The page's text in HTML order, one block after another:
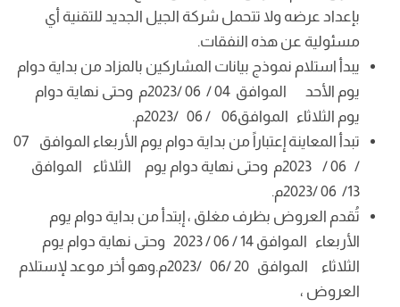
بإعداد عرضه ولا تتحمل شركة الجيل الجديد للتقنية أي
مسئولية عن هذه النفقات.
يبدأ استلام نموذج بيانات المشاركين بالمزاد من بداية دوام
يوم الأحد الموافق 04 / 06 /2023م وحتى نهاية دوام
يوم الثلاثاء الموافق06 / 06 /2023م.
تبدأ المعاينة إعتباراً من بداية دوام يوم الأربعاء الموافق 07
/ 06 / 2023م وحتى نهاية دوام يوم الثلاثاء الموافق
13/ 06 /2023م.
تُقدم العروض بظرف مغلق ، إبتدأ من بداية دوام يوم
الأربعاء الموافق 14 / 06 / 2023 وحتى نهاية دوام يوم
الثلاثاء الموافق 20 /06 /2023م.وهو أخر موعد لإستلام
العروض ،